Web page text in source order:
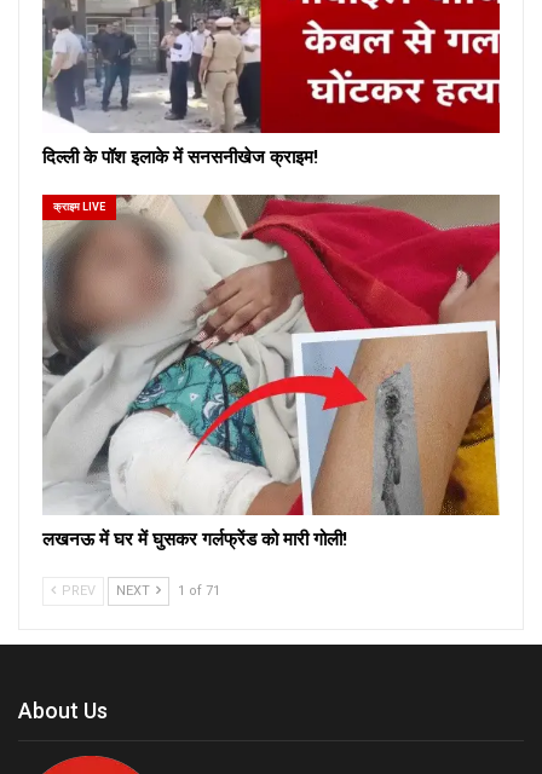
दिल्ली के पॉश इलाके में सनसनीखेज क्राइम!
क्राइम LIVE
लखनऊ में घर में घुसकर गर्लफ्रेंड को मारी गोली!
PREV NEXT 1 of 71
About Us